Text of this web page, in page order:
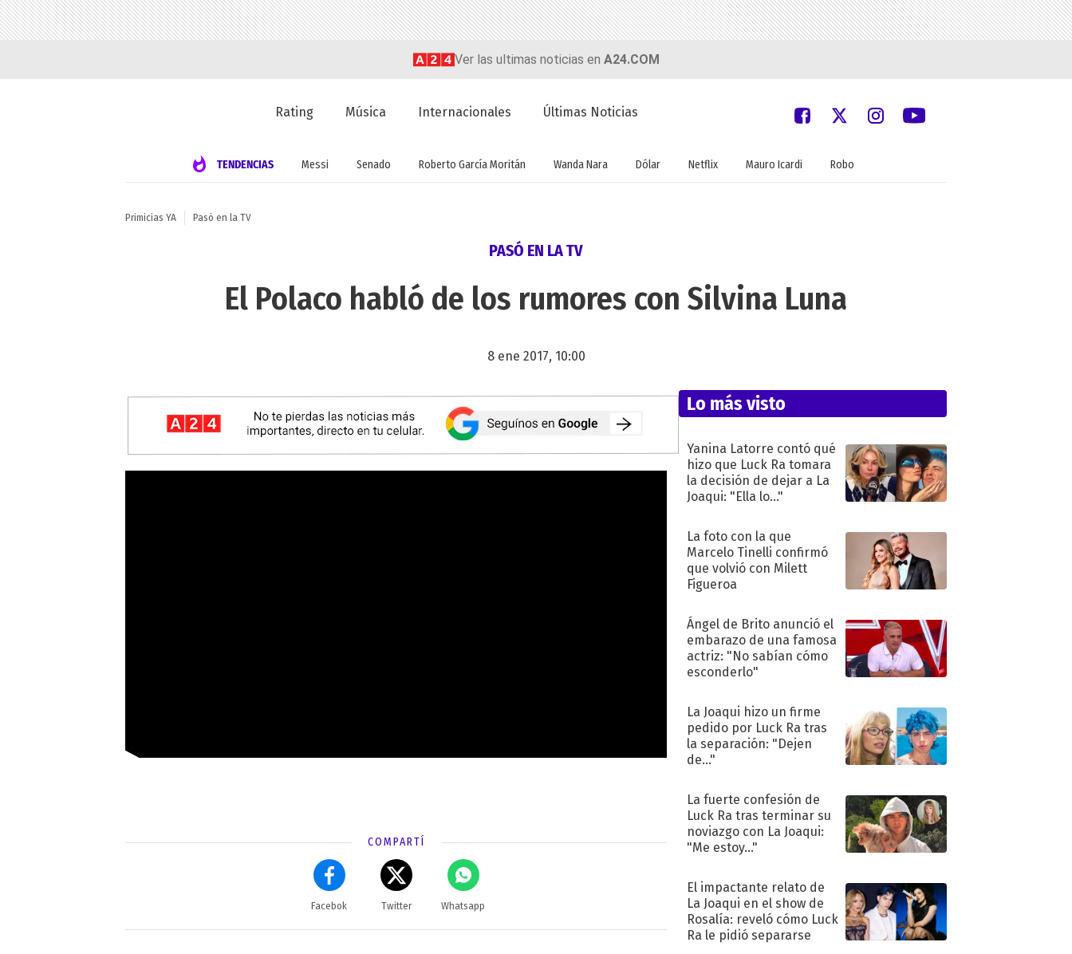
Ver las ultimas noticias en A24.COM
Rating Música Internacionales Últimas Noticias
TENDENCIAS Messi Senado Roberto García Moritán Wanda Nara Dólar Netflix Mauro Icardi Robo
Primicias YA Pasó en la TV
PASÓ EN LA TV
El Polaco habló de los rumores con Silvina Luna
8 ene 2017, 10:00
COMPARTÍ
Facebok Twitter Whatsapp
Lo más visto
Yanina Latorre contó qué
hizo que Luck Ra tomara
la decisión de dejar a La
Joaqui: "Ella lo..."
La foto con la que
Marcelo Tinelli confirmó
que volvió con Milett
Figueroa
Ángel de Brito anunció el
embarazo de una famosa
actriz: "No sabían cómo
esconderlo"
La Joaqui hizo un firme
pedido por Luck Ra tras
la separación: "Dejen
de..."
La fuerte confesión de
Luck Ra tras terminar su
noviazgo con La Joaqui:
"Me estoy..."
El impactante relato de
La Joaqui en el show de
Rosalía: reveló cómo Luck
Ra le pidió separarse